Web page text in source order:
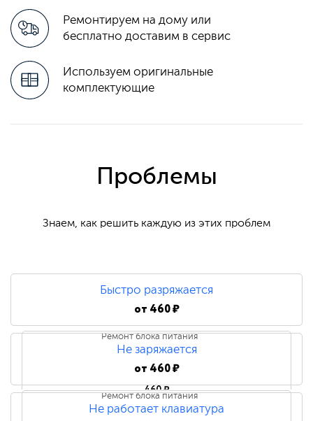
Ремонтируем на дому или
бесплатно доставим в сервис
Используем оригинальные
комплектующие
Проблемы
Знаем, как решить каждую из этих проблем
Быстро разряжается
от 460 ₽
Ремонт блока питания
460 ₽
Замена блока питания
Не заряжается
от 460 ₽
Ремонт блока питания
Не работает клавиатура